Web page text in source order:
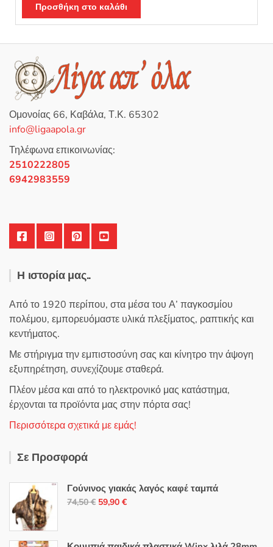
μ
ο
θ
η
κ
ε
μ
α
π
ό
5
74,50 €.είναι:
59,90 €.
Προσθήκη στο καλάθι
Ομονοίας 66, Καβάλα, Τ.Κ. 65302
info@ligaapola.gr
Τηλέφωνα επικοινωνίας:
2510222805
6942983559
Η ιστορία μας..
Από το 1920 περίπου, στα μέσα του Α’ παγκοσμίου
πολέμου, εμπορευόμαστε υλικά πλεξίματος, ραπτικής και
κεντήματος.
Με στήριγμα την εμπιστοσύνη σας και κίνητρο την άψογη
εξυπηρέτηση, συνεχίζουμε σταθερά.
Πλέον μέσα και από το ηλεκτρονικό μας κατάστημα,
έρχονται τα προϊόντα μας στην πόρτα σας!
Περισσότερα σχετικά με εμάς!
Σε Προσφορά
Γούνινος γιακάς λαγός καφέ ταμπά
74,50€ Original
59,90 €Η